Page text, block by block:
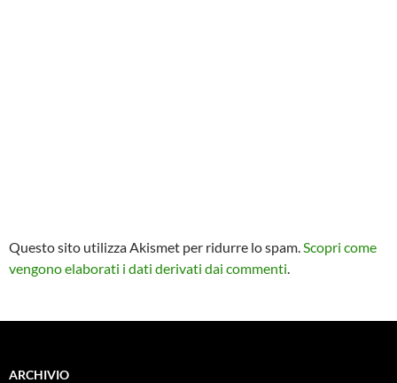
Questo sito utilizza Akismet per ridurre lo spam.Scopri come
vengono elaborati i dati derivati dai commenti.
ARCHIVIO